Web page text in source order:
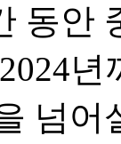
동안
넘